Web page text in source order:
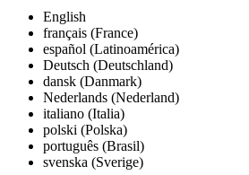
English
français (France)
español (Latinoamérica)
Deutsch (Deutschland)
dansk (Danmark)
Nederlands (Nederland)
italiano (Italia)
polski (Polska)
português (Brasil)
svenska (Sverige)